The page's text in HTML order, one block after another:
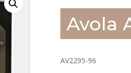
Avola
AV2295-96